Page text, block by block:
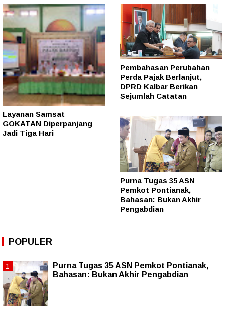
Layanan Samsat
GOKATAN Diperpanjang
Jadi Tiga Hari
Pembahasan Perubahan
Perda Pajak Berlanjut,
DPRD Kalbar Berikan
Sejumlah Catatan
Purna Tugas 35 ASN
Pemkot Pontianak,
Bahasan: Bukan Akhir
Pengabdian
POPULER
Purna Tugas 35 ASN Pemkot Pontianak,
Bahasan: Bukan Akhir Pengabdian